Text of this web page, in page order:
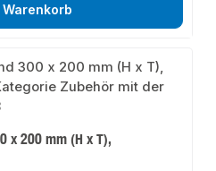
Warenkorb
x 200 mm (H x T),